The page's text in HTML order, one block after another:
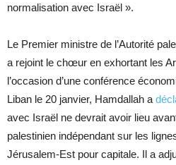
normalisation avec Israël ».
Le Premier ministre de l’Autorité
a rejoint le chœur en exhortant les
l’occasion d’une conférence
Liban le 20 janvier, Hamdallah a
avec Israël ne devrait avoir lieu
palestinien indépendant sur les
Jérusalem-Est pour capitale. Il a